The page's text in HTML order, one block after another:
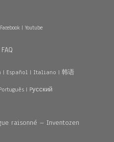
Facebook| Youtube
FAQ
| Español | Italiano | 韩语
| Pусский
raisonné – Inventozen